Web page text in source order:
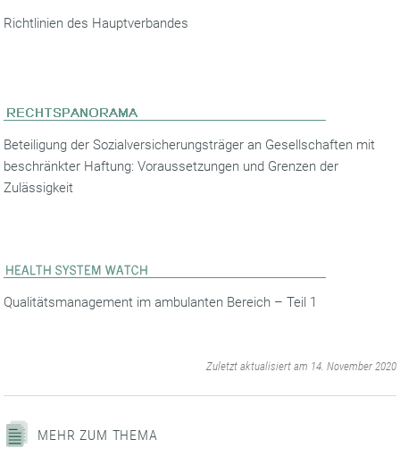
Richtlinien des Hauptverbandes
Beteiligung der Sozialversicherungsträger an Gesellschaften mit
beschränkter Haftung: Voraussetzungen und Grenzen der
Zulässigkeit
Qualitätsmanagement im ambulanten Bereich – Teil 1
Zuletzt aktualisiert am 14. November 2020
MEHR ZUM THEMA